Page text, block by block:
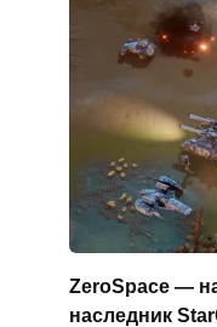
ZeroSpace —
наследник